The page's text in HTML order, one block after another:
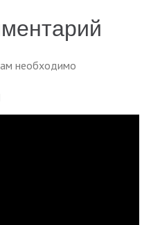
необходимо